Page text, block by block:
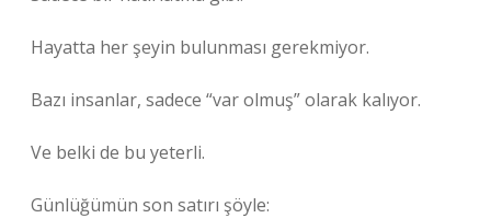
Hayatta her şeyin bulunması gerekmiyor.
Bazı insanlar, sadece “var olmuş” olarak kalıyor.
Ve belki de bu yeterli.
Günlüğümün son satırı şöyle: